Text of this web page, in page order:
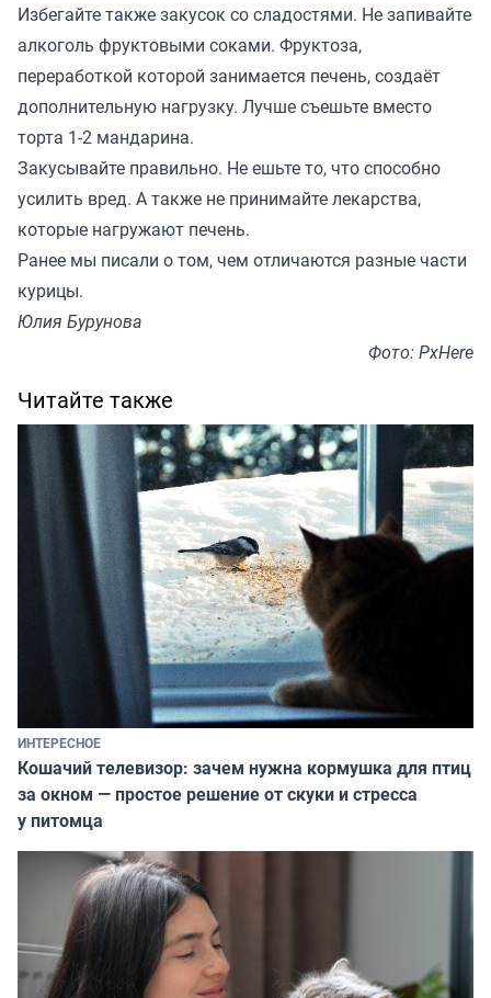
Избегайте также закусок со сладостями. Не запивайте
алкоголь фруктовыми соками. Фруктоза,
переработкой которой занимается печень, создаёт
дополнительную нагрузку. Лучше съешьте вместо
торта 1-2 мандарина.
Закусывайте правильно. Не ешьте то, что способно
усилить вред. А также не принимайте лекарства,
которые нагружают печень.
Ранее мы писали о том, чем отличаются разные части
курицы.
Юлия Бурунова
Фото: PxHere
Читайте также
ИНТЕРЕСНОЕ
Кошачий телевизор: зачем нужна кормушка для птиц
за окном — простое решение от скуки и стресса
у питомца